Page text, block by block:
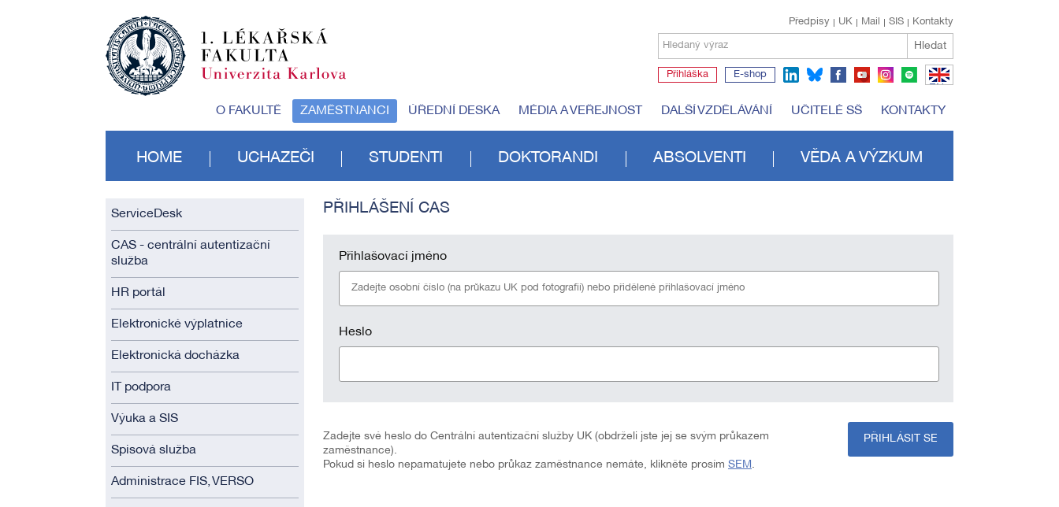
Kontakty
SIS
Mail
UK
Předpisy
Hledaný výraz Hledat
Přihláška E-shop
EN
O FAKULTĚ ZAMĚSTNANCI ÚŘEDNÍ DESKA MÉDIA A VEŘEJNOST DALŠÍ VZDĚLÁVÁNÍ UČITELÉ SŠ KONTAKTY
HOME UCHAZEČI STUDENTI DOKTORANDI ABSOLVENTI VĚDA A VÝZKUM
ServiceDesk
CAS - centrální autentizační
služba
HR portál
Elektronické výplatnice
Elektronická docházka
IT podpora
Výuka a SIS
Spisová služba
Administrace FIS, VERSO
PŘIHLÁŠENÍ CAS
Přihlašovací jméno
Heslo
PŘIHLÁSIT SE
Zadejte své heslo do Centrální autentizační služby UK (obdrželi jste jej se svým průkazem
zaměstnance).
Pokud si heslo nepamatujete nebo průkaz zaměstnance nemáte, klikněte prosím SEM .